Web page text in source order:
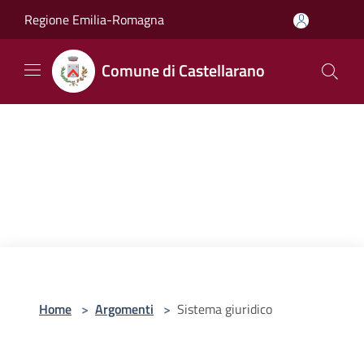
Regione Emilia-Romagna
Comune di Castellarano
Home > Argomenti > Sistema giuridico